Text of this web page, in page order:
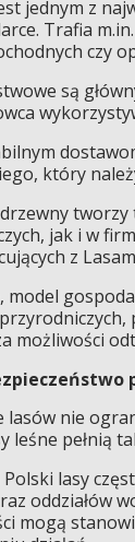
jednym z
Trafia
czy
są
który
drzewny
jak i w
z
model
możliwości
lasów nie
leśne pełnią
lasy
oddziałów
mogą